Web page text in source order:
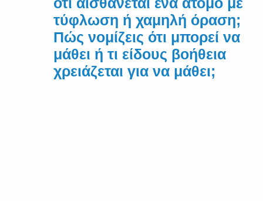
τύφλωση ή χαμηλή όραση;
Πώς νομίζεις ότι μπορεί να
μάθει ή τι είδους βοήθεια
χρειάζεται για να μάθει;